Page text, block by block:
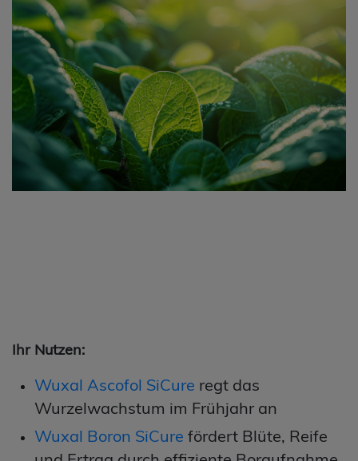
Ihr Nutzen:
Wuxal Ascofol SiCure regt das
Wurzelwachstum im Frühjahr an
Wuxal Boron SiCure fördert Blüte, Reife